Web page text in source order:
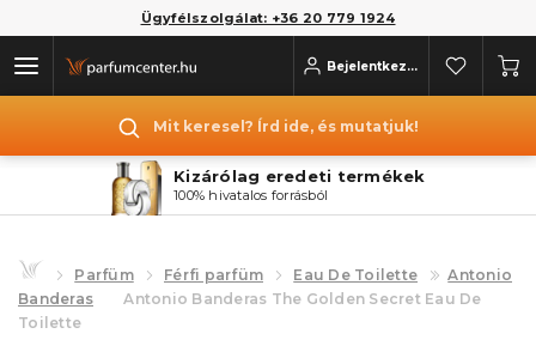
Ügyfélszolgálat: +36 20 779 1924
Bejelentkezés
Mit keresel? Írd ide, és mutatjuk!
Kizárólag eredeti termékek
100% hivatalos forrásból
Parfüm Férfi parfüm Eau De Toilette
Antonio
Banderas
Antonio Banderas The Golden Secret Eau De
Toilette